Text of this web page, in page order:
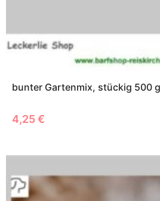
bunter Gartenmix, stückig 500
4,25€